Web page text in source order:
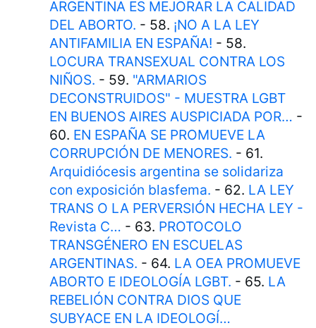
ARGENTINA ES MEJORAR LA CALIDAD
DEL ABORTO. - 58. ¡NO A LA LEY
ANTIFAMILIA EN ESPAÑA! - 58.
LOCURA TRANSEXUAL CONTRA LOS
NIÑOS. - 59. "ARMARIOS
DECONSTRUIDOS" - MUESTRA LGBT
EN BUENOS AIRES AUSPICIADA POR… -
60. EN ESPAÑA SE PROMUEVE LA
CORRUPCIÓN DE MENORES. - 61.
Arquidiócesis argentina se solidariza
con exposición blasfema. - 62. LA LEY
TRANS O LA PERVERSIÓN HECHA LEY -
Revista C… - 63. PROTOCOLO
TRANSGÉNERO EN ESCUELAS
ARGENTINAS. - 64. LA OEA PROMUEVE
ABORTO E IDEOLOGÍA LGBT. - 65. LA
REBELIÓN CONTRA DIOS QUE
SUBYACE EN LA IDEOLOGÍ…